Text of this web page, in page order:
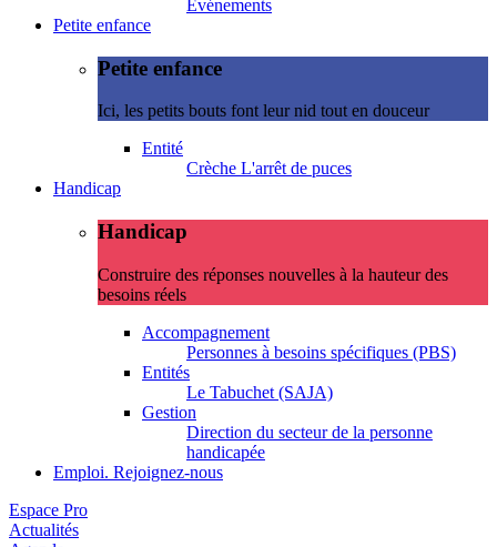
Evénements
Petite enfance
Petite enfance
Ici, les petits bouts font leur nid tout en douceur
Entité
Crèche L'arrêt de puces
Handicap
Handicap
Construire des réponses nouvelles à la hauteur des
besoins réels
Accompagnement
Personnes à besoins spécifiques (PBS)
Entités
Le Tabuchet (SAJA)
Gestion
Direction du secteur de la personne
handicapée
Emploi. Rejoignez-nous
Espace Pro
Actualités